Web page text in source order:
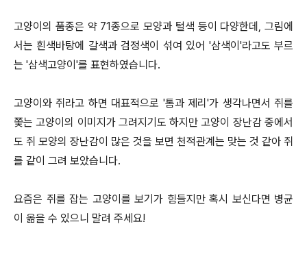
고양이의 품종은 약 71종으로 모양과 털색 등이 다양한데, 그림에
서는 흰색바탕에 갈색과 검정색이 섞여 있어 '삼색이'라고도 부르
는 '삼색고양이'를 표현하였습니다.
고양이와 쥐라고 하면 대표적으로 '톰과 제리'가 생각나면서 쥐를
쫓는 고양이의 이미지가 그려지기도 하지만 고양이 장난감 중에서
도 쥐 모양의 장난감이 많은 것을 보면 천적관계는 맞는 것 같아 쥐
를 같이 그려 보았습니다.
요즘은 쥐를 잡는 고양이를 보기가 힘들지만 혹시 보신다면 병균
이 옮을 수 있으니 말려 주세요!